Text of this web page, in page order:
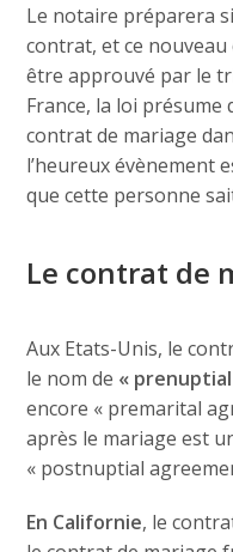
Le notaire préparera
contrat, et ce
être approuvé par le
France, la loi présume
contrat de mariage
l’heureux évènement
que cette personne
Le contrat de
Aux Etats-Unis, le
le nom de «
encore « premarital
après le mariage est
« postnuptial
En Californie, le